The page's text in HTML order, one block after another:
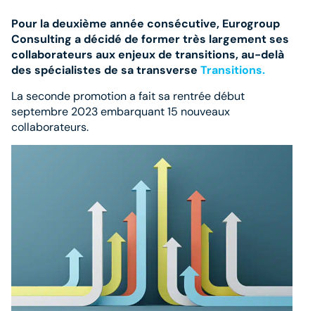
Pour la deuxième année consécutive, Eurogroup
Consulting a décidé de former très largement ses
collaborateurs aux enjeux de transitions, au-delà
des spécialistes de sa transverse Transitions.
La seconde promotion a fait sa rentrée début
septembre 2023 embarquant 15 nouveaux
collaborateurs.